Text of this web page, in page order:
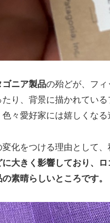
ゴニア製品の殆どが、フ
たり、背景に描かれてい
色々愛好家には嬉しくな
変化をつける理由として
に大きく影響しており、
素晴らしいところです。